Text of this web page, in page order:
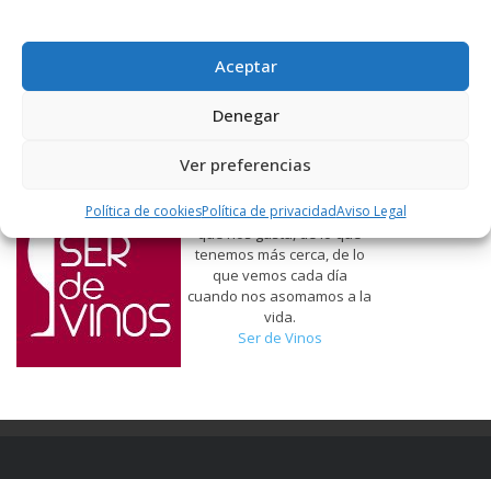
Aceptar
Denegar
Ver preferencias
Política de cookiesPolítica de privacidadAviso Legal
Hablamos de vinos, de lo
que nos gusta, de lo que
tenemos más cerca, de lo
que vemos cada día
cuando nos asomamos a la
vida.
Ser de Vinos